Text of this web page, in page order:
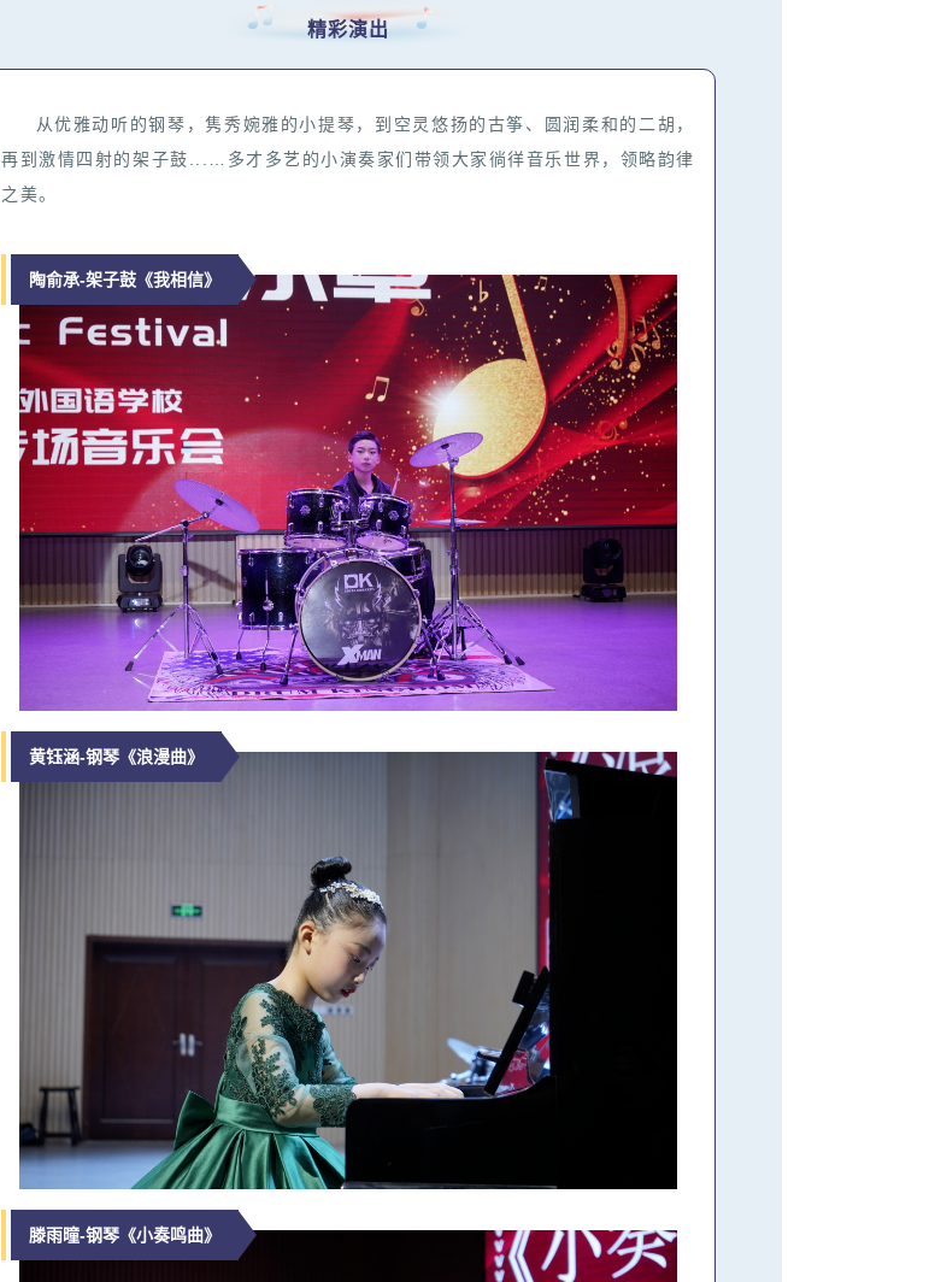
精彩演出
从优雅动听的钢琴，隽秀婉雅的小提琴，到空灵悠扬的古筝、圆润柔和的二胡，
再到激情四射的架子鼓...…多才多艺的小演奏家们带领大家徜徉音乐世界，领略韵律
之美。
陶俞承-架子鼓《我相信》
黄钰涵-钢琴《浪漫曲》
滕雨曈-钢琴《小奏鸣曲》